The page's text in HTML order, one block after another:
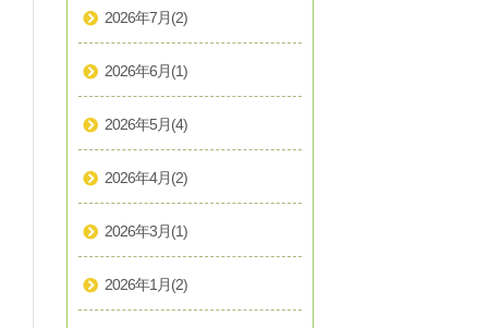
2026年7月(2)
2026年6月(1)
2026年5月(4)
2026年4月(2)
2026年3月(1)
2026年1月(2)